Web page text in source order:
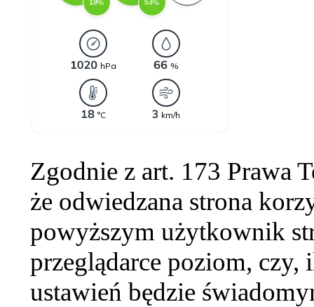
Zgodnie z art. 173 Prawa
że odwiedzana strona
powyższym użytkownik
przeglądarce poziom,
ustawień będzie